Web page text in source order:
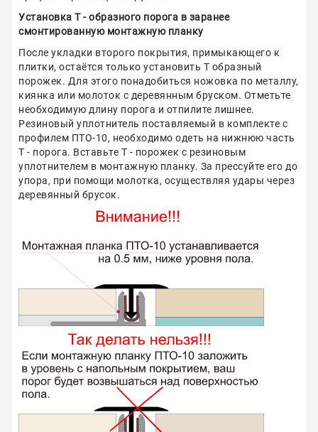
Установка Т - образного порога в заранее
смонтированную монтажную планку
После укладки второго покрытия, примыкающего к
плитки, остаётся только установить Т образный
порожек. Для этого понадобиться ножовка по металлу,
киянка или молоток с деревянным бруском. Отметьте
необходимую длину порога и отпилите лишнее.
Резиновый уплотнитель поставляемый в комплекте с
профилем ПТО-10, необходимо одеть на нижнюю часть
Т - порога. Вставьте Т - порожек с резиновым
уплотнителем в монтажную планку. За прессуйте его до
упора, при помощи молотка, осуществляя удары через
деревянный брусок.